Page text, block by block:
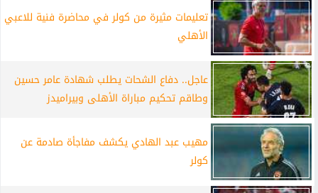
تعليمات مثيرة من كولر في محاضرة فنية للاعبي
الأهلي
عاجل.. دفاع الشحات يطلب شهادة عامر حسين
وطاقم تحكيم مباراة الأهلى وبيراميدز
مهيب عبد الهادي يكشف مفاجأة صادمة عن
كولر